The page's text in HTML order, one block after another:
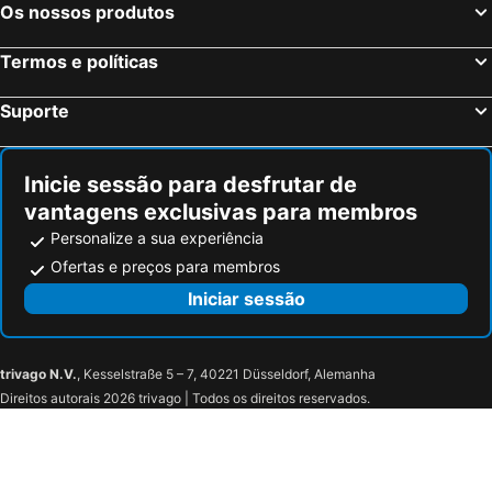
Os nossos produtos
Termos e políticas
Suporte
Inicie sessão para desfrutar de
vantagens exclusivas para membros
Personalize a sua experiência
Ofertas e preços para membros
Iniciar sessão
trivago N.V., Kesselstraße 5 – 7, 40221 Düsseldorf, Alemanha
Direitos autorais 2026 trivago | Todos os direitos reservados.